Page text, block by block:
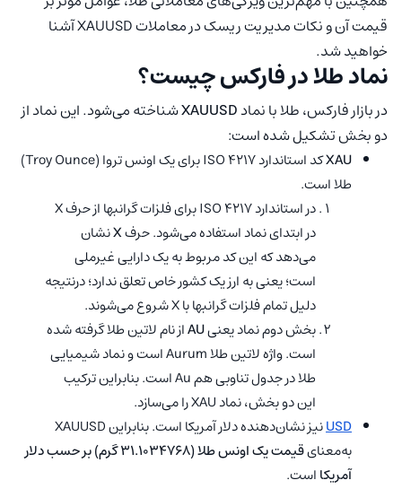
قیمت آن و نکات مدیریت ریسک در معاملات XAUUSD آشنا
خواهید شد.
نماد طلا در فارکس چیست؟
در بازار فارکس، طلا با نمادXAUUSDشناخته می‌شود. این نماد از
دو بخش تشکیل شده است:
XAU
کد استاندارد ISO 4217 برای یک اونس تروا (Troy Ounce)
طلا است.
در استاندارد ISO 4217 برای فلزات گرانبها از حرف X
در ابتدای نماد استفاده می‌شود. حرفXنشان
می‌دهد که این کد مربوط به یک دارایی غیرملی
است؛ یعنی به ارز یک کشور خاص تعلق ندارد؛ درنتیجه
دلیل تمام فلزات گرانبها با X شروع می‌شوند.
بخش دوم نماد یعنیAUاز نام لاتین طلا گرفته شده
است. واژه لاتین طلا Aurum است و نماد شیمیایی
طلا در جدول تناوبی هم Au است. بنابراین ترکیب
این دو بخش، نماد XAU را می‌سازد.
USD
نیز نشان‌دهنده دلار آمریکا است. بنابراین XAUUSD
به‌معنای
قیمت یک اونس طلا (31.1034768 گرم) بر حسب دلار
آمریکااست.